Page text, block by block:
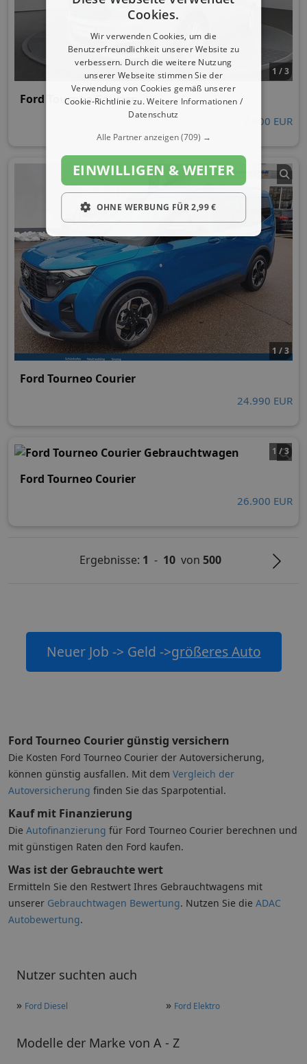
Nutzer suchten auch
» Ford Diesel » Ford Elektro
Modelle der Marke von A - Z
1 / 3
Ford Tourneo Courier
7.900 EUR
1 / 3
Ford Tourneo Courier
24.990 EUR
1 / 3
Ford Tourneo Courier
26.900 EUR
Ergebnisse: 1 - 10 von500
Neuer Job -> Geld ->größeres Auto
Ford Tourneo Courier günstig versichern
Die Kosten Ford Tourneo Courier der Autoversicherung,
können günstig ausfallen. Mit dem Vergleich der
Autoversicherung finden Sie das Sparpotential.
Kauf mit Finanzierung
Die Autofinanzierung für Ford Tourneo Courier berechnen und
mit günstigen Raten den Ford kaufen.
Was ist der Gebrauchte wert
Ermitteln Sie den Restwert Ihres Gebrauchtwagens mit
unserer Gebrauchtwagen Bewertung. Nutzen Sie die ADAC
Autobewertung.
Cookies.
Wir verwenden Cookies, um die
Benutzerfreundlichkeit unserer Website zu
verbessern. Durch die weitere Nutzung
unserer Webseite stimmen Sie der
Verwendung von Cookies gemäß unserer
Cookie-Richtlinie zu.Weitere Informationen /
Datenschutz
Alle Partner anzeigen(709) →
EINWILLIGEN & WEITER
OHNE WERBUNG FÜR 2,99 €